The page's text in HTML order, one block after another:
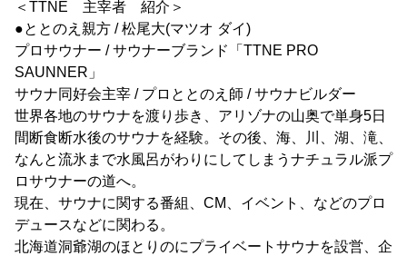
＜TTNE 主宰者 紹介＞
●ととのえ親方 / 松尾大(マツオ ダイ)
プロサウナー / サウナーブランド「TTNE PRO
SAUNNER」
サウナ同好会主宰 / プロととのえ師 / サウナビルダー
世界各地のサウナを渡り歩き、アリゾナの山奥で単身5日
間断食断水後のサウナを経験。その後、海、川、湖、滝、
なんと流氷まで水風呂がわりにしてしまうナチュラル派プ
ロサウナーの道へ。
現在、サウナに関する番組、CM、イベント、などのプロ
デュースなどに関わる。
北海道洞爺湖のほとりのにプライベートサウナを設営、企